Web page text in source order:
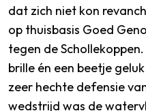
dat zich niet kon
op thuisbasis Goed
tegen de
brille én een beetje
zeer hechte defensie
wedstrijd was de